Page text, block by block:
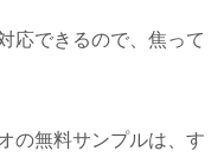
応できるので、焦って
の無料サンプルは、す